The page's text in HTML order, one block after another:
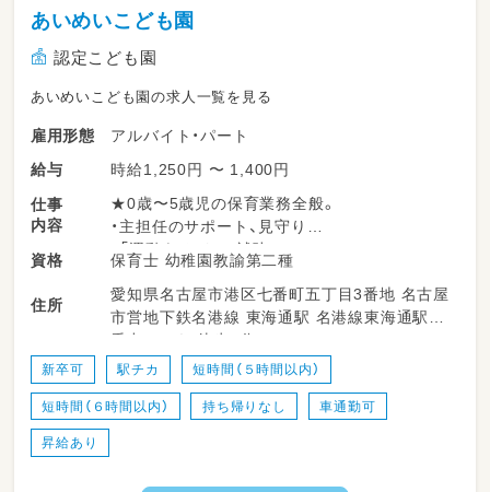
あいめいこども園
認定こども園
あいめいこども園の求人一覧を見る
雇用形態
アルバイト・パート
給与
時給1,250円 〜 1,400円
仕事
内容
★0歳〜5歳児の保育業務全般。
・主担任のサポート、見守り
・「運動あそび」の補助
・異年齢保育（縦割り）のサポート
・給食、排泄の介助、清掃な
資格 保育士 幼稚園教諭第二種
住所
愛知県名古屋市港区七番町五丁目3番地 名古屋
市営地下鉄名港線 東海通駅 名港線東海通駅1
番出口から 徒歩2分
新卒可 駅チカ 短時間（５時間以内）
短時間（６時間以内） 持ち帰りなし 車通勤可
昇給あり